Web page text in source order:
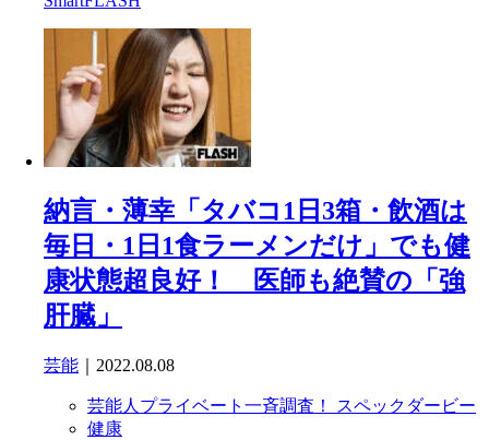
納言・薄幸「タバコ1日3箱・飲酒は
毎日・1日1食ラーメンだけ」でも健
康状態超良好！ 医師も絶賛の「強
肝臓」
芸能 ｜2022.08.08
芸能人プライベート一斉調査！ スペックダービー
健康